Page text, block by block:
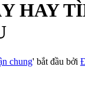
HAY
chung' bắt đầu bởi